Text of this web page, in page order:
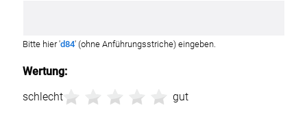
Wertung:
schlecht
gut
Bitte hier 'd84' (ohne Anführungsstriche) eingeben.